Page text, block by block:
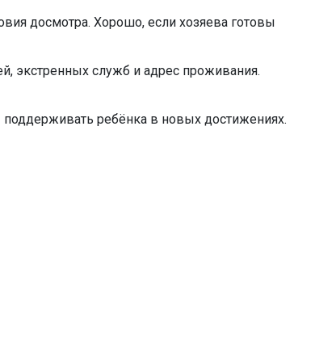
досмотра. Хорошо, если хозяева готовы
экстренных служб и адрес проживания.
ребёнка в новых достижениях.